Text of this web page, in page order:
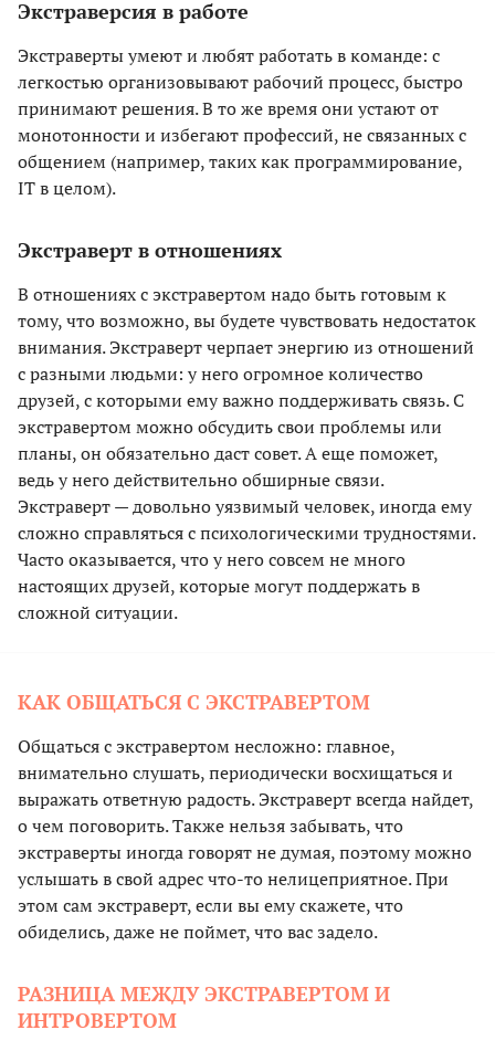
Экстраверсия в работе
Экстраверты умеют и любят работать в команде: с
легкостью организовывают рабочий процесс, быстро
принимают решения. В то же время они устают от
монотонности и избегают профессий, не связанных с
общением (например, таких как программирование,
IT в целом).
Экстраверт в отношениях
В отношениях с экстравертом надо быть готовым к
тому, что возможно, вы будете чувствовать недостаток
внимания. Экстраверт черпает энергию из отношений
с разными людьми: у него огромное количество
друзей, с которыми ему важно поддерживать связь. С
экстравертом можно обсудить свои проблемы или
планы, он обязательно даст совет. А еще поможет,
ведь у него действительно обширные связи.
Экстраверт — довольно уязвимый человек, иногда ему
сложно справляться с психологическими трудностями.
Часто оказывается, что у него совсем не много
настоящих друзей, которые могут поддержать в
сложной ситуации.
КАК ОБЩАТЬСЯ С ЭКСТРАВЕРТОМ
Общаться с экстравертом несложно: главное,
внимательно слушать, периодически восхищаться и
выражать ответную радость. Экстраверт всегда найдет,
о чем поговорить. Также нельзя забывать, что
экстраверты иногда говорят не думая, поэтому можно
услышать в свой адрес что-то нелицеприятное. При
этом сам экстраверт, если вы ему скажете, что
обиделись, даже не поймет, что вас задело.
РАЗНИЦА МЕЖДУ ЭКСТРАВЕРТОМ И
ИНТРОВЕРТОМ